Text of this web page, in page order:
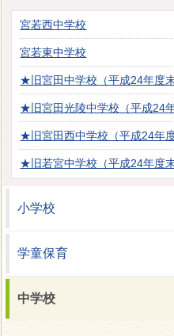
宮若西中学校
宮若東中学校
★旧宮田中学校（平成24年度末
★旧宮田光陵中学校（平成24
★旧宮田西中学校（平成24年度
★旧若宮中学校（平成24年度末
小学校
学童保育
中学校